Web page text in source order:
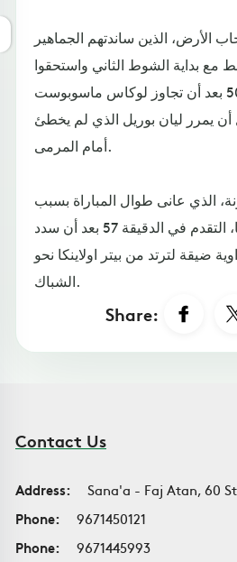
الأرض، الذين ساندتهم الجماهير
مع بداية الشوط الثاني واستحقوا
التعادل في الدقيقة 50 بعد أن تجاوز لوكاس ماسوبوست
أن يمرر ليان بوريل الذي لم يخطئ
أمام المرمى.
الذي عانى طوال المباراة بسبب
سرعات لاعبي سلافيا، التقدم في الدقيقة 57 بعد أن سدد
ضيقة لترتد من بيتر اولاينكا نحو
الشباك.
Share:
Contact Us
Address:
Sana'a - Faj Atan, 60
Phone:
9671450121
Phone:
9671445993